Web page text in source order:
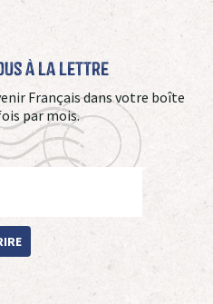
à La Lettre
Français dans votre boîte
par mois.